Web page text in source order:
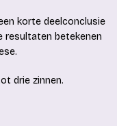
korte deelconclusie
resultaten betekenen
drie zinnen.